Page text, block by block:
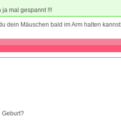
ja mal gespannt !!!
dein Mäuschen bald im Arm halten kannst
Geburt?